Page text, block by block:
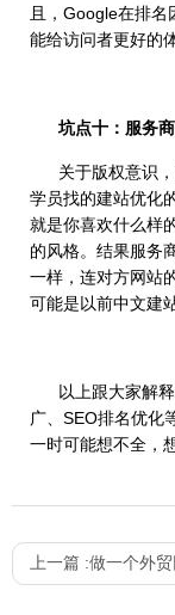
且，Google在排
能给访问者更好的
坑点十：服务商
关于版权意识，
学员找的建站优化
就是你喜欢什么样
的风格。结果服务
一样，连对方网站
可能是以前中文建
以上跟大家解释
广、SEO排名优化
一时可能想不全，
上一篇 :做一个外贸网站到底